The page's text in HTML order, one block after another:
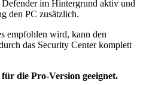
im Hintergrund aktiv und
den PC zusätzlich.
empfohlen wird, kann den
das Security Center komplett
die Pro-Version geeignet.